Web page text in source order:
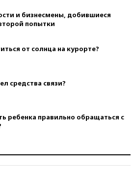
и бизнесмены, добившиеся
попытки
от солнца на курорте?
средства связи?
ребенка правильно обращаться с